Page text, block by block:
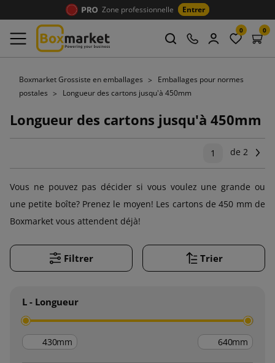
Zone professionnelle Entrer
0 0
Boxmarket Grossiste en emballages
Emballages pour normes
postales
Longueur des cartons jusqu'à 450mm
Longueur des cartons jusqu'à 450mm
1 de 2
Vous ne pouvez pas décider si vous voulez une grande ou
une petite boîte? Prenez le moyen! Les cartons de 450 mm de
Boxmarket vous attendent déjà!
Filtrer Trier
L - Longueur
mm mm